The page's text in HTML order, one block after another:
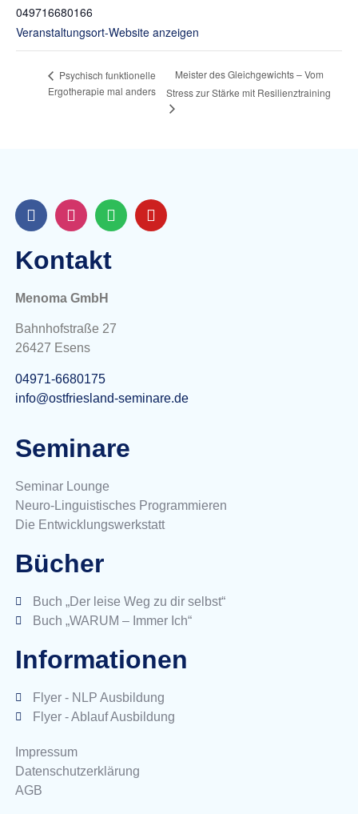
049716680166
Veranstaltungsort-Website anzeigen
Psychisch funktionelle
Ergotherapie mal anders
Meister des Gleichgewichts – Vom
Stress zur Stärke mit Resilienztraining
Kontakt
Menoma GmbH
Bahnhofstraße 27
26427 Esens
04971-6680175
info@ostfriesland-seminare.de
Seminare
Seminar Lounge
Neuro-Linguistisches Programmieren
Die Entwicklungswerkstatt
Bücher
Buch „Der leise Weg zu dir selbst“
Buch „WARUM – Immer Ich“
Informationen
Flyer - NLP Ausbildung
Flyer - Ablauf Ausbildung
Impressum
Datenschutzerklärung
AGB